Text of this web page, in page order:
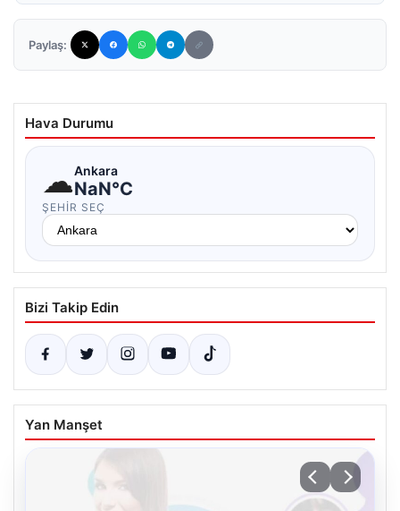
Paylaş:
Hava Durumu
☁Ankara
NaN°C
ŞEHIR SEÇ
Bizi Takip Edin
Yan Manşet